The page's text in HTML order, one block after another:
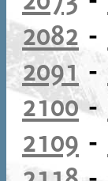
2082 -
2091 -
2100-
2109 -